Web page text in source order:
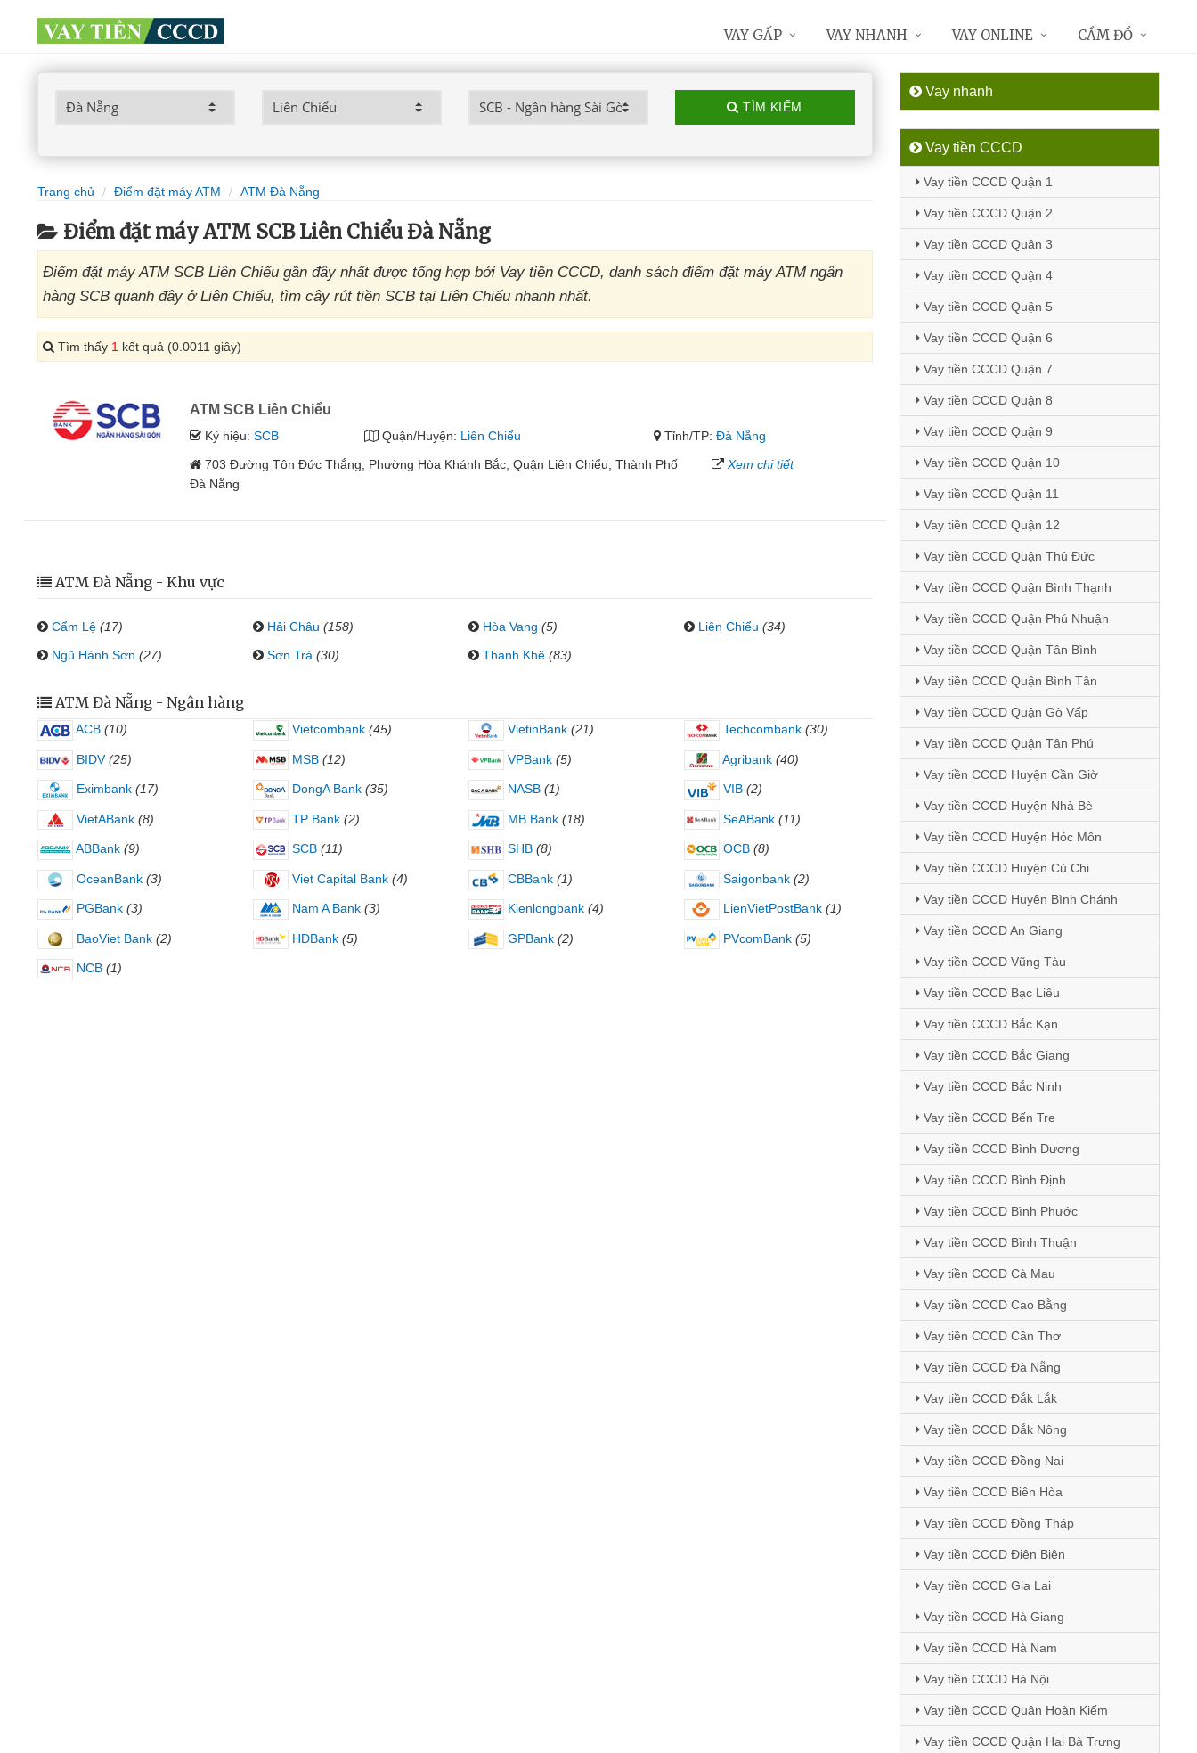
TÌM KIẾM
Trang chủ Điểm đặt máy ATM ATM Đà Nẵng
Điểm đặt máy ATM SCB Liên Chiểu Đà Nẵng
Điểm đặt máy ATM SCB Liên Chiểu gần đây nhất được tổng hợp bởi Vay tiền CCCD, danh sách điểm đặt máy ATM ngân
hàng SCB quanh đây ở Liên Chiểu, tìm cây rút tiền SCB tại Liên Chiểu nhanh nhất.
Tìm thấy 1 kết quả (0.0011 giây)
ATM SCB Liên Chiểu
Ký hiệu:SCB Quận/Huyện: Liên Chiểu Tỉnh/TP:Đà Nẵng
703 Đường Tôn Đức Thắng, Phường Hòa Khánh Bắc, Quận Liên Chiểu, Thành Phố
Đà Nẵng
Xem chi tiết
ATM Đà Nẵng - Khu vực
Cẩm Lệ (17) Hải Châu (158) Hòa Vang (5) Liên Chiểu (34)
Ngũ Hành Sơn (27) Sơn Trà (30) Thanh Khê (83)
ATM Đà Nẵng - Ngân hàng
ACB (10) Vietcombank (45) VietinBank (21) Techcombank (30)
BIDV (25) MSB (12) VPBank (5) Agribank (40)
Eximbank (17) DongA Bank (35) NASB (1) VIB (2)
VietABank (8) TP Bank (2) MB Bank (18) SeABank (11)
ABBank (9) SCB (11) SHB (8) OCB (8)
OceanBank (3) Viet Capital Bank (4) CBBank (1) Saigonbank (2)
PGBank (3) Nam A Bank (3) Kienlongbank (4) LienVietPostBank (1)
BaoViet Bank (2) HDBank (5) GPBank (2) PVcomBank (5)
NCB (1)
Vay nhanh
Vay tiền CCCD
Vay tiền CCCD Quận 1
Vay tiền CCCD Quận 2
Vay tiền CCCD Quận 3
Vay tiền CCCD Quận 4
Vay tiền CCCD Quận 5
Vay tiền CCCD Quận 6
Vay tiền CCCD Quận 7
Vay tiền CCCD Quận 8
Vay tiền CCCD Quận 9
Vay tiền CCCD Quận 10
Vay tiền CCCD Quận 11
Vay tiền CCCD Quận 12
Vay tiền CCCD Quận Thủ Đức
Vay tiền CCCD Quận Bình Thạnh
Vay tiền CCCD Quận Phú Nhuận
Vay tiền CCCD Quận Tân Bình
Vay tiền CCCD Quận Bình Tân
Vay tiền CCCD Quận Gò Vấp
Vay tiền CCCD Quận Tân Phú
Vay tiền CCCD Huyện Cần Giờ
Vay tiền CCCD Huyện Nhà Bè
Vay tiền CCCD Huyện Hóc Môn
Vay tiền CCCD Huyện Củ Chi
Vay tiền CCCD Huyện Bình Chánh
Vay tiền CCCD An Giang
Vay tiền CCCD Vũng Tàu
Vay tiền CCCD Bạc Liêu
Vay tiền CCCD Bắc Kạn
Vay tiền CCCD Bắc Giang
Vay tiền CCCD Bắc Ninh
Vay tiền CCCD Bến Tre
Vay tiền CCCD Bình Dương
Vay tiền CCCD Bình Định
Vay tiền CCCD Bình Phước
Vay tiền CCCD Bình Thuận
Vay tiền CCCD Cà Mau
Vay tiền CCCD Cao Bằng
Vay tiền CCCD Cần Thơ
Vay tiền CCCD Đà Nẵng
Vay tiền CCCD Đắk Lắk
Vay tiền CCCD Đắk Nông
Vay tiền CCCD Đồng Nai
Vay tiền CCCD Biên Hòa
Vay tiền CCCD Đồng Tháp
Vay tiền CCCD Điện Biên
Vay tiền CCCD Gia Lai
Vay tiền CCCD Hà Giang
Vay tiền CCCD Hà Nam
Vay tiền CCCD Hà Nội
Vay tiền CCCD Quận Hoàn Kiếm
Vay tiền CCCD Quận Hai Bà Trưng
VAY GẤP VAY NHANH VAY ONLINE CẦM ĐỒ